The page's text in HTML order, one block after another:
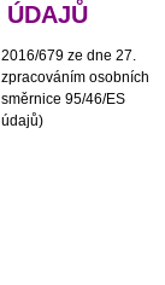
ÚDAJŮ
679 ze dne 27.
osobních
95/46/ES